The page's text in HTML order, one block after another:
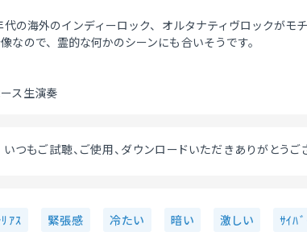
の海外のインディーロック、オルタナティヴロックがモ
なので、霊的な何かのシーンにも合いそうです。
ス生演奏
いつもご試聴、ご使用、ダウンロードいただきありがとうご
ｱｽ 緊張感 冷たい 暗い 激しい ｻｲﾊ